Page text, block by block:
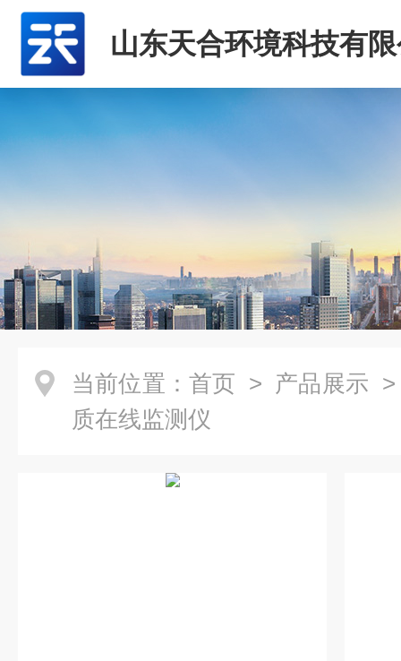
山东天合环境科技有
当前位置： 首页 > 产品展示
质在线监测仪